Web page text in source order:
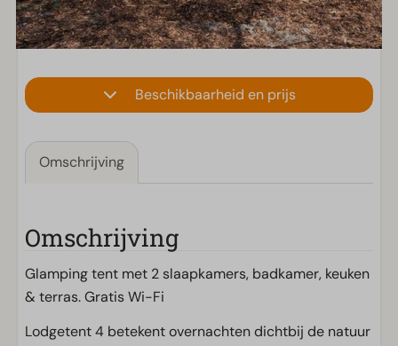
Beschikbaarheid en prijs
Omschrijving
Omschrijving
Glamping tent met 2 slaapkamers, badkamer, keuken
& terras. Gratis Wi-Fi
Lodgetent 4 betekent overnachten dichtbij de natuur